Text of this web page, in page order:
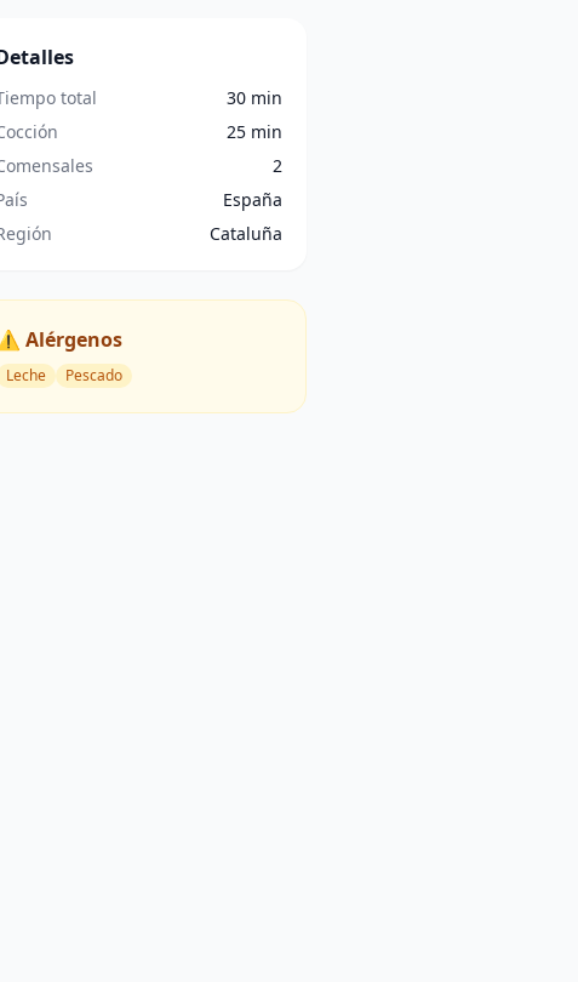
total
30 min
25 min
2
España
Cataluña
⚠️ Alérgenos
Leche Pescado